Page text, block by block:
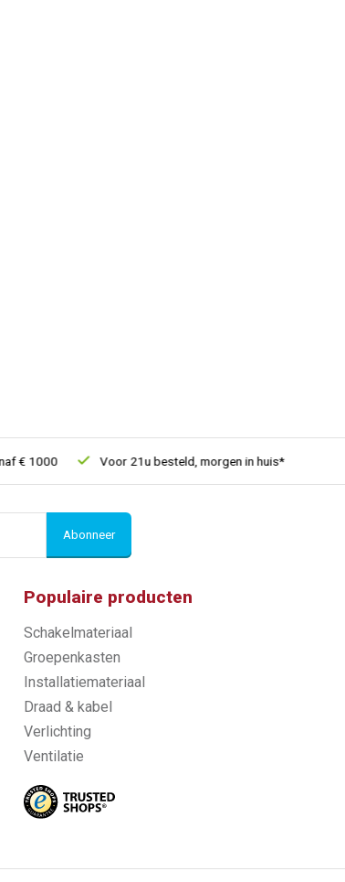
1000 Voor 21u besteld, morgen in huis*
Abonneer
Populaire producten
Schakelmateriaal
Groepenkasten
Installatiemateriaal
Draad & kabel
Verlichting
Ventilatie